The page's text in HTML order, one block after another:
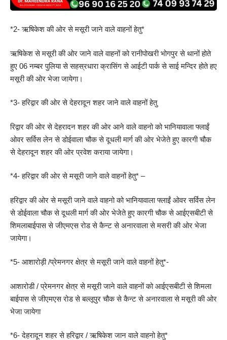
*2- ऋषिकेश की ओर से मसूरी जाने वाले वाहनों हेतु*
ऋषिकेश से मसूरी की ओर जाने वाले वाहनों को रानीपोखरी भोगपुर से थानों होते
हुए 06 नम्बर पुलिया से सहस्रधारा क्रासिंग से आईटी पार्क से साई मन्दिर होते हए
मसूरी की ओर भेजा जायेगा।
*3- हरिद्वार की ओर से देहरादून शहर जाने वाले वाहनों हेतु
रिद्वार की ओर से देहरादन शहर की ओर आने वाले वाहनो को भानियावाला फ्लाईं
ओवर सर्विस लेन से डोईवाला चौक से दूधली मार्ग की ओर भेजेते हुए कारगी चौक
से देहरादून शहर की ओर प्रवेश कराया जायेगा।
*4- हरिद्वार की ओर से मसूरी जाने वाले वाहनों हेतु* –
हरिद्वार की ओर से मसूरी जाने वाले वाहनो को भानियावाला फ्लाईं ओवर सर्विस लेन
से डोईवाला चौक से दूधली मार्ग की ओर भेजेते हुए कारगी चौक से आईएसबीटी से
शिमलाबाईपास से जीएमएस रोड से कैन्ट से अनारवाला से मसरी की ओर भेजा
जायेगा।
*5- आशारोड़ी /प्रेमनगर क्षेत्र से मसूरी जाने वाले वाहनों हेतु*-
आशारोडी / प्रेमनगर क्षेत्र से मसूरी जाने वाले वाहनों को आईएसबीटी से शिमला
बाईपास से जीएमएस रोड से बल्लूपुर चौक से कैन्ट से अनारवाला से मसूरी की ओर
भेजा जायेगा
*6- देहरादून शहर से हरिद्वार / ऋषिकेश जान वाले वाहनो हेतु*